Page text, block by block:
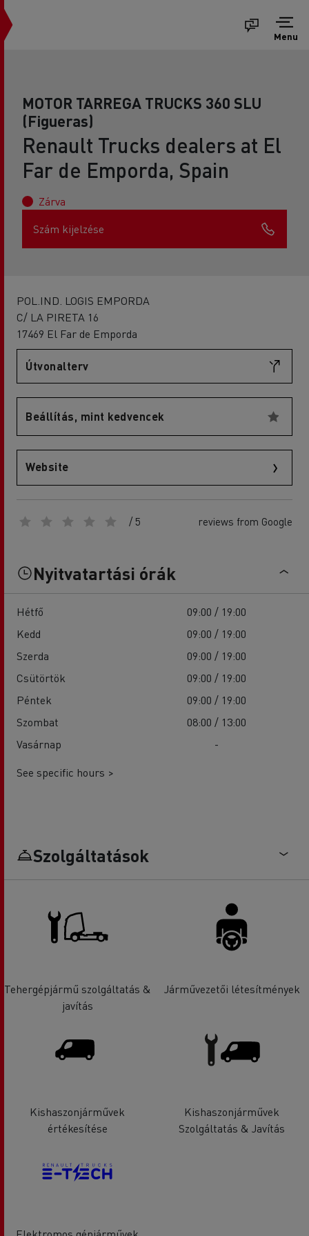
Menu
MOTOR TARREGA TRUCKS 360 SLU
(Figueras)
Renault Trucks dealers at El
Far de Emporda, Spain
Zárva
Szám kijelzése
POL.IND. LOGIS EMPORDA
C/ LA PIRETA 16
17469 El Far de Emporda
Útvonalterv
Beállítás, mint kedvencek
Website
/ 5 reviews from Google
Nyitvatartási órák
Hétfő
09:00 / 19:00
Kedd
09:00 / 19:00
Szerda
09:00 / 19:00
Csütörtök
09:00 / 19:00
Péntek
09:00 / 19:00
Szombat
08:00 / 13:00
Vasárnap
-
See specific hours >
Szolgáltatások
Tehergépjármű szolgáltatás &
javítás
Járművezetői létesítmények
Kishaszonjárművek
értékesítése
Kishaszonjárművek
Szolgáltatás & Javítás